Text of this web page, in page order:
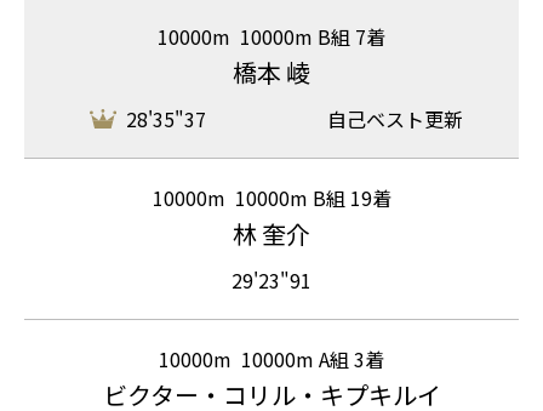
10000m 10000m B組 7着
橋本 崚
28'35"37 自己ベスト更新
10000m 10000m B組 19着
林 奎介
29'23"91
10000m 10000m A組 3着
ビクター・コリル・キプキルイ